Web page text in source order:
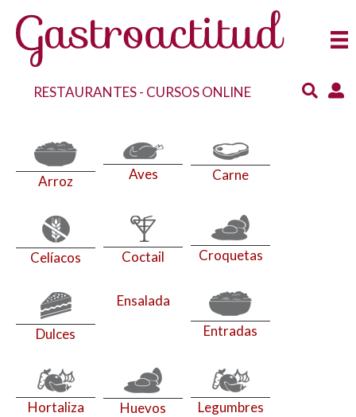
RESTAURANTES- CURSOS ONLINE
Arroz Aves Carne
Celíacos Coctail Croquetas
Dulces
Ensalada
Entradas
Hortaliza Huevos Legumbres